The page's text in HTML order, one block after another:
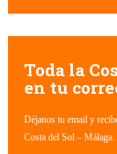
Toda la
en tu
Déjanos tu email y
Costa del Sol – Málaga.